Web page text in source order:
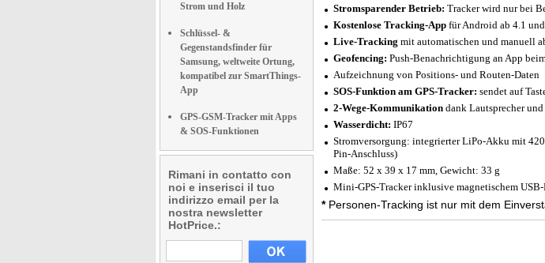
Strom und Holz
Schlüssel- &
Gegenstandsfinder für
Samsung, weltweite Ortung,
kompatibel zur SmartThings-
App
GPS-GSM-Tracker mit Apps
& SOS-Funktionen
Rimani in contatto con
noi e inserisci il tuo
indirizzo email per la
nostra newsletter
HotPrice.:
Stromsparender Betrieb: Tracker wird nur bei
Kostenlose Tracking-App für Android ab 4.1
Live-Tracking mit automatischen und manuell
Geofencing: Push-Benachrichtigung an App
Aufzeichnung von Positions- und Routen-Daten
SOS-Funktion am GPS-Tracker: sendet auf
2-Wege-Kommunikation dank Lautsprecher
Wasserdicht: IP67
Stromversorgung: integrierter LiPo-Akku mit
Pin-Anschluss)
Maße: 52 x 39 x 17 mm, Gewicht: 33 g
Mini-GPS-Tracker inklusive magnetischem
* Personen-Tracking ist nur mit dem